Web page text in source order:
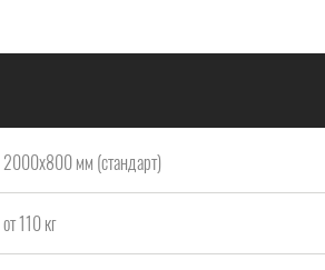
2000x800 мм (стандарт)
от 110 кг